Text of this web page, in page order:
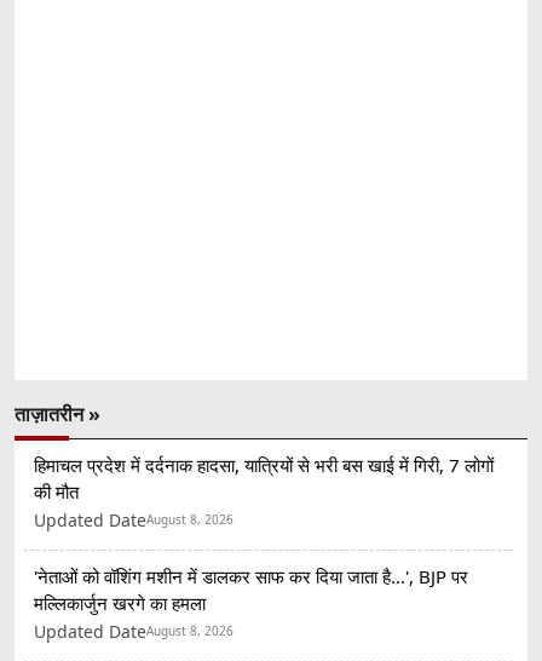
ताज़ातरीन »
हिमाचल प्रदेश में दर्दनाक हादसा, यात्रियों से भरी बस खाई में गिरी, 7 लोगों
की मौत
Updated DateAugust 8, 2026
'नेताओं को वॉशिंग मशीन में डालकर साफ कर दिया जाता है...', BJP पर
मल्लिकार्जुन खरगे का हमला
Updated DateAugust 8, 2026